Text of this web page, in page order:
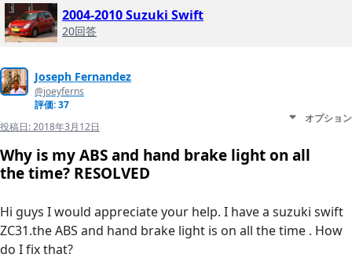
2004-2010 Suzuki Swift
20回答
Joseph Fernandez
@joeyferns
評価: 37
投稿日:2018年3月12日
オプション
Why is my ABS and hand brake light on all
the time? RESOLVED
Hi guys I would appreciate your help. I have a suzuki swift
ZC31.the ABS and hand brake light is on all the time . How
do I fix that?